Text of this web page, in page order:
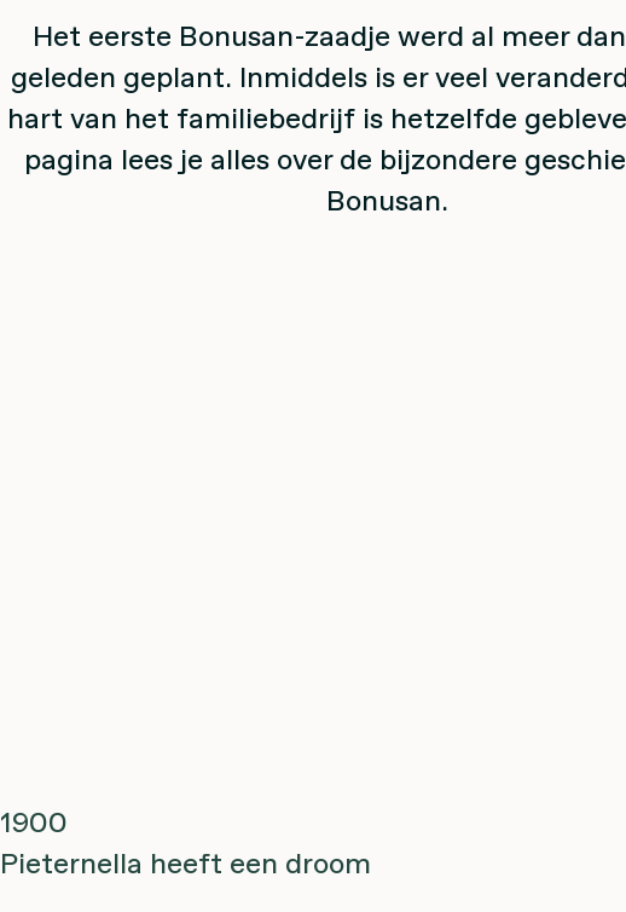
Het eerste Bonusan-zaadje werd al meer
geleden geplant. Inmiddels is er veel
hart van het familiebedrijf is hetzelfde
pagina lees je alles over de bijzondere
Bonusan.
1900
Pieternella heeft een droom